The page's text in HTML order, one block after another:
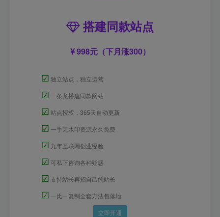
搭建同款站点
998元（下月涨300）
☑ 独立站点，独立运营
☑ 一条龙搭建同款网站
☑ 站点授权，365天自动更新
☑ 一手无水印资源永久免费
☑ 九年互联网创业经验
☑ 可私下咨询各种疑惑
☑ 支持站长再招自己的站长
☑ 一比一复制全套方法包落地
立即开通